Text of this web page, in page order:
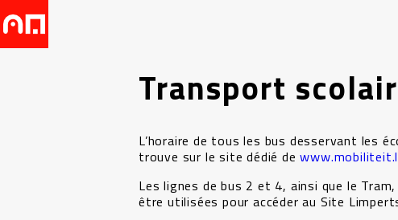
Transport
L’horaire de tous les bus desservant les
trouve sur le site dédié de
Les lignes de bus 2 et 4, ainsi que le
être utilisées pour accéder au Site